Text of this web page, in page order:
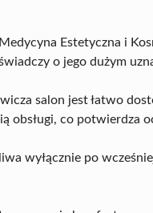
Estetyczna i
o jego dużym
salon jest łatwo
obsługi, co potwierdza
wyłącznie po